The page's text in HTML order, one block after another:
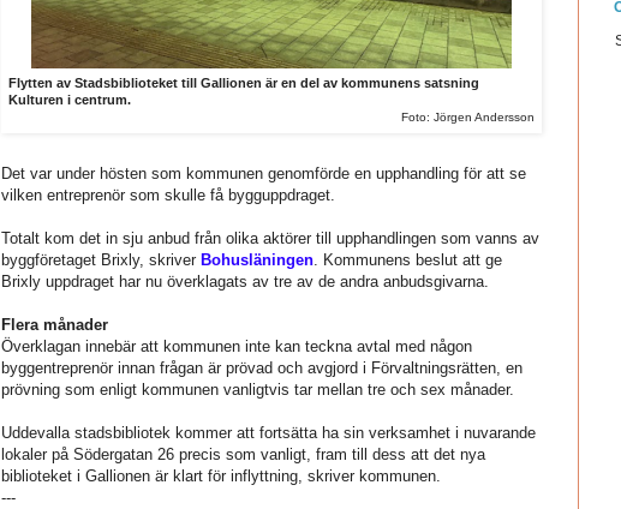
Flytten av Stadsbiblioteket till Gallionen är en del av kommunens satsning
Kulturen i centrum.
Foto: Jörgen Andersson
Det var under hösten som kommunen genomförde en upphandling för att se
vilken entreprenör som skulle få bygguppdraget.
Totalt kom det in sju anbud från olika aktörer till upphandlingen som vanns av
byggföretaget Brixly, skriver Bohusläningen. Kommunens beslut att ge
Brixly uppdraget har nu överklagats av tre av de andra anbudsgivarna.
Flera månader
Överklagan innebär att kommunen inte kan teckna avtal med någon
byggentreprenör innan frågan är prövad och avgjord i Förvaltningsrätten, en
prövning som enligt kommunen vanligtvis tar mellan tre och sex månader.
Uddevalla stadsbibliotek kommer att fortsätta ha sin verksamhet i nuvarande
lokaler på Södergatan 26 precis som vanligt, fram till dess att det nya
biblioteket i Gallionen är klart för inflyttning, skriver kommunen.
---